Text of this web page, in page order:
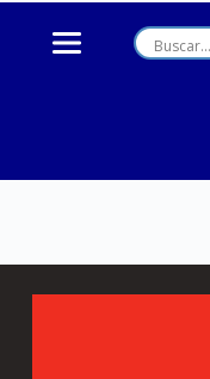
Skip
content